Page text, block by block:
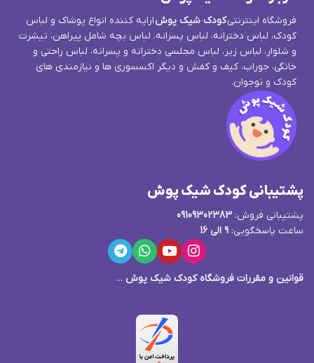
فروشگاه اینترنتیکودک شیک پوشارایه کننده انواع پوشاک و لباس
کودک، لباس دخترانه، لباس پسرانه، لباس بچه شامل پیراهن، تیشرت
و شلوار، لباس زیر، لباس مجلسی دخترانه و پسرانه، لباس راحتی و
خانگی، جوراب، کیف و کفش و دیگر اکسسوری ها و نیازمندی های
کودک و نوجوان.
پشتیبانی کودک شیک پوش
پشتیبانی فروش: 09109302383
ساعت پاسخگویی: 9 الی 16
قوانین و مقررات فروشگاه کودک شیک پوش ...